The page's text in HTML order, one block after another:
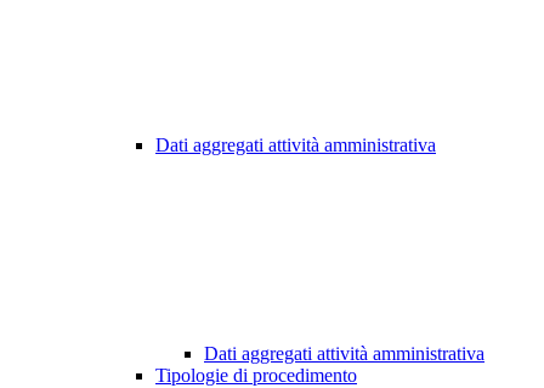
Dati aggregati attività amministrativa
Dati aggregati attività amministrativa
Tipologie di procedimento